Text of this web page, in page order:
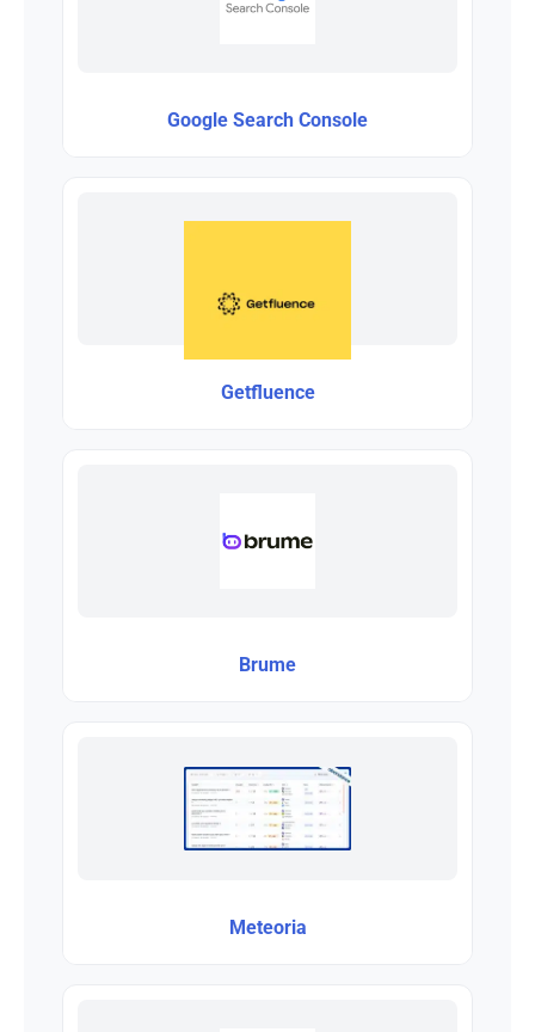
Google Search Console
Getfluence
Brume
Meteoria